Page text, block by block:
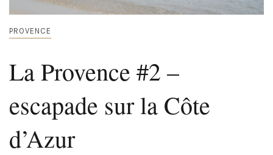
PROVENCE
La Provence #2 –
escapade sur la Côte
d’Azur